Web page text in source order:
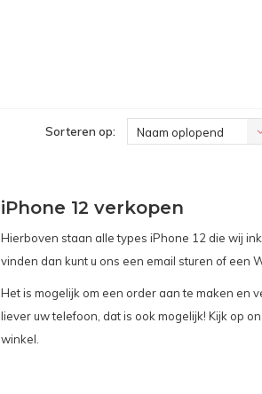
Sorteren op: Naam oplopend
iPhone 12 verkopen
Hierboven staan alle types iPhone 12 die wij
vinden dan kunt u ons een email sturen of een
Het is mogelijk om een order aan te maken en
liever uw telefoon, dat is ook mogelijk! Kijk op
winkel.